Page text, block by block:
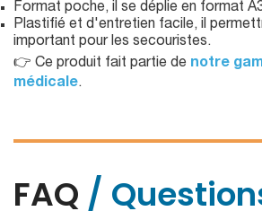
Format poche, il se déplie en format
Plastifié et d'entretien facile, il
important pour les secouristes.
👉 Ce produit fait partie de notre
médicale.
FAQ /